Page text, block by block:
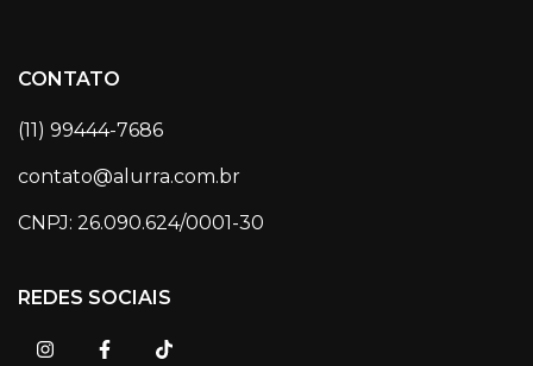
CONTATO
(11) 99444-7686
contato@alurra.com.br
CNPJ: 26.090.624/0001-30
REDES SOCIAIS